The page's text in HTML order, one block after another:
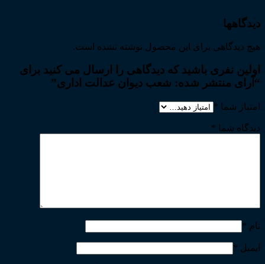
دیدگاهها
هیچ دیدگاهی برای این محصول نوشته نشده است.
اولین نفری باشید که دیدگاهی را ارسال می کنید برای
“آرای منتشر شده: شعب دیوان عدالت اداری”
امتیاز شما *
دیدگاه شما *
نام *
ایمیل *